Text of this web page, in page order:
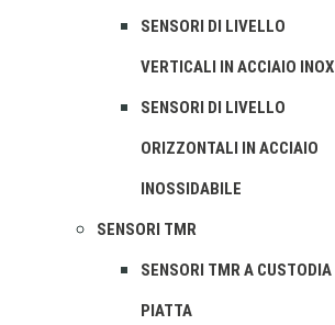
SENSORI DI LIVELLO
VERTICALI IN ACCIAIO INOX
SENSORI DI LIVELLO
ORIZZONTALI IN ACCIAIO
INOSSIDABILE
SENSORI TMR
SENSORI TMR A CUSTODIA
PIATTA